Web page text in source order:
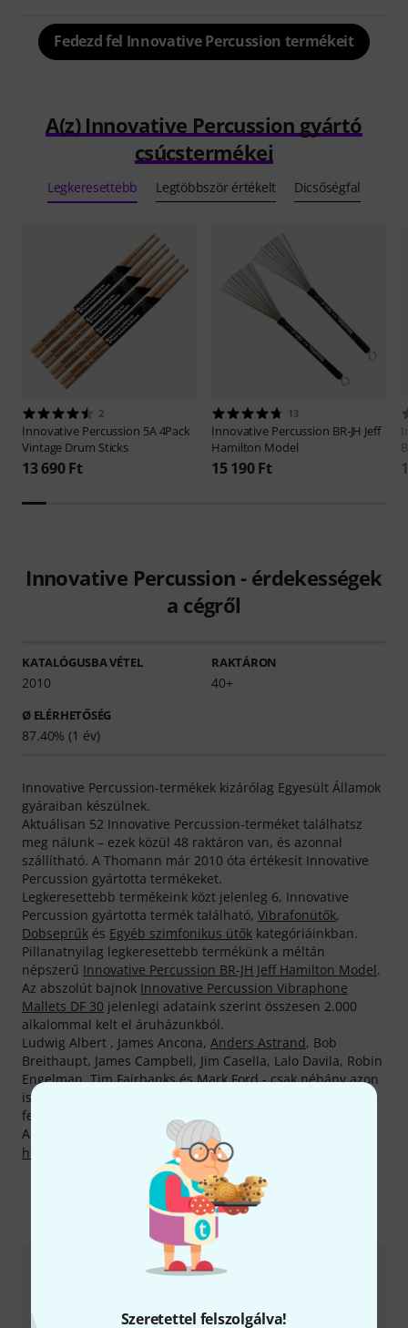
Szeretettel felszolgálva!
Fedezd fel Innovative Percussion termékeit
A(z) Innovative Percussion gyártó
csúcstermékei
Legkeresettebb Legtöbbször értékelt Dicsőségfal
2
Innovative Percussion 5A 4Pack
Vintage Drum Sticks
13 690 Ft
13
Innovative Percussion BR-JH Jeff
Hamilton Model
15 190 Ft
Innovative Percussion - érdekességek
a cégről
KATALÓGUSBA VÉTEL
2010
RAKTÁRON
40+
Ø ELÉRHETŐSÉG
87.40% (1 év)
Innovative Percussion-termékek kizárólag Egyesült Államok
gyáraiban készülnek.
Aktuálisan 52 Innovative Percussion-terméket találhatsz
meg nálunk – ezek közül 48 raktáron van, és azonnal
szállítható. A Thomann már 2010 óta értékesít Innovative
Percussion gyártotta termékeket.
Legkeresettebb termékeink közt jelenleg 6, Innovative
Percussion gyártotta termék található, Vibrafonütők,
Dobseprűk és Egyéb szimfonikus ütők kategóriáinkban.
Pillanatnyilag legkeresettebb termékünk a méltán
népszerű Innovative Percussion BR-JH Jeff Hamilton Model.
Az abszolút bajnok Innovative Percussion Vibraphone
Mallets DF 30 jelenlegi adataink szerint összesen 2.000
alkalommal kelt el áruházunkból.
Ludwig Albert , James Ancona, Anders Astrand, Bob
Breithaupt, James Campbell, Jim Casella, Lalo Davila, Robin
Engelman, Tim Fairbanks és Mark Ford - csak néhány azon
ismert zenészek közül, akik Innovative Percussion
felszereléseken szólalnak meg.
A gyártóval kapcsolatban itt találsz bővebb tájékoztatást:
http://www.innovativepercussion.com
Így érhetsz el minket
Ügyfélszolgálat - Magyarország